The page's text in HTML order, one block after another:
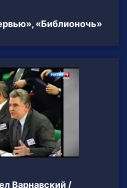
«Библионочь»
Варнавский /